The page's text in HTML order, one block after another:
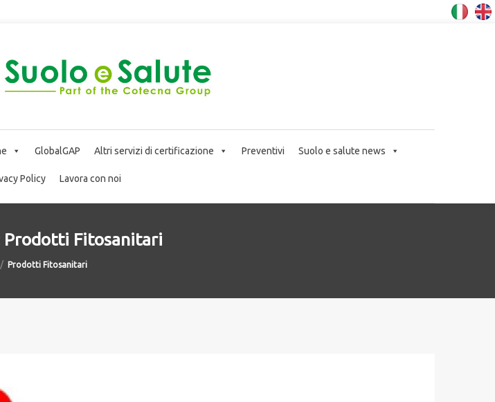
GlobalGAP Altri servizi di certificazione Preventivi Suolo e salute news
Policy Lavora con noi
Prodotti Fitosanitari
Prodotti Fitosanitari